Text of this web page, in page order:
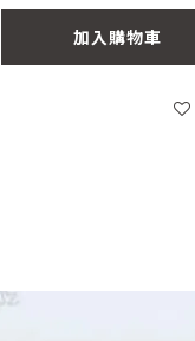
加入購物車